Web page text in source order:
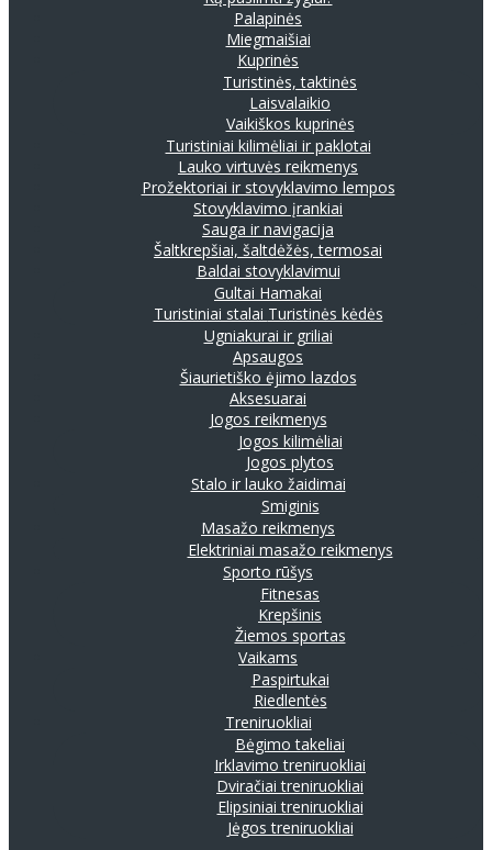
Palapinės
Miegmaišiai
Kuprinės
Turistinės, taktinės
Laisvalaikio
Vaikiškos kuprinės
Turistiniai kilimėliai ir paklotai
Lauko virtuvės reikmenys
Prožektoriai ir stovyklavimo lempos
Stovyklavimo įrankiai
Sauga ir navigacija
Šaltkrepšiai, šaltdėžės, termosai
Baldai stovyklavimui
Gultai Hamakai
Turistiniai stalai Turistinės kėdės
Ugniakurai ir griliai
Apsaugos
Šiaurietiško ėjimo lazdos
Aksesuarai
Jogos reikmenys
Jogos kilimėliai
Jogos plytos
Stalo ir lauko žaidimai
Smiginis
Masažo reikmenys
Elektriniai masažo reikmenys
Sporto rūšys
Fitnesas
Krepšinis
Žiemos sportas
Vaikams
Paspirtukai
Riedlentės
Treniruokliai
Bėgimo takeliai
Irklavimo treniruokliai
Dviračiai treniruokliai
Elipsiniai treniruokliai
Jėgos treniruokliai